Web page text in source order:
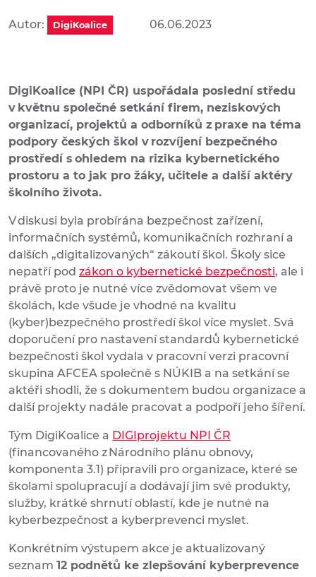
Autor: DigiKoalice 06.06.2023
DigiKoalice (NPI ČR) uspořádala poslední středu
v květnu společné setkání firem, neziskových
organizací, projektů a odborníků z praxe na téma
podpory českých škol v rozvíjení bezpečného
prostředí s ohledem na rizika kybernetického
prostoru a to jak pro žáky, učitele a další aktéry
školního života.
V diskusi byla probírána bezpečnost zařízení,
informačních systémů, komunikačních rozhraní a
dalších „digitalizovaných“ zákoutí škol. Školy sice
nepatří pod zákon o kybernetické bezpečnosti, ale i
právě proto je nutné více zvědomovat všem ve
školách, kde všude je vhodné na kvalitu
(kyber)bezpečného prostředí škol více myslet. Svá
doporučení pro nastavení standardů kybernetické
bezpečnosti škol vydala v pracovní verzi pracovní
skupina AFCEA společně s NÚKIB a na setkání se
aktéři shodli, že s dokumentem budou organizace a
další projekty nadále pracovat a podpoří jeho šíření.
Tým DigiKoalice a DIGIprojektu NPI ČR
(financovaného z Národního plánu obnovy,
komponenta 3.1) připravili pro organizace, které se
školami spolupracují a dodávají jim své produkty,
služby, krátké shrnutí oblastí, kde je nutné na
kyberbezpečnost a kyberprevenci myslet.
Konkrétním výstupem akce je aktualizovaný
seznam 12 podnětů ke zlepšování kyberprevence